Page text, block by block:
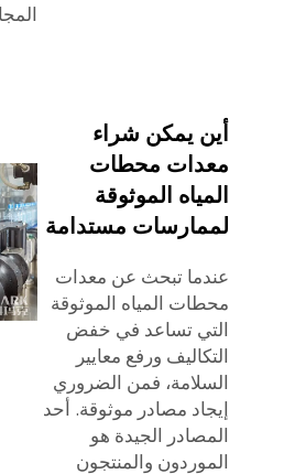
المجال.
أين يمكن شراء
معدات محطات
المياه الموثوقة
لممارسات مستدامة
عندما تبحث عن معدات
محطات المياه الموثوقة
التي تساعد في خفض
التكاليف ورفع معايير
السلامة، فمن الضروري
إيجاد مصادر موثوقة. أحد
المصادر الجيدة هو
الموردون والمنتجون